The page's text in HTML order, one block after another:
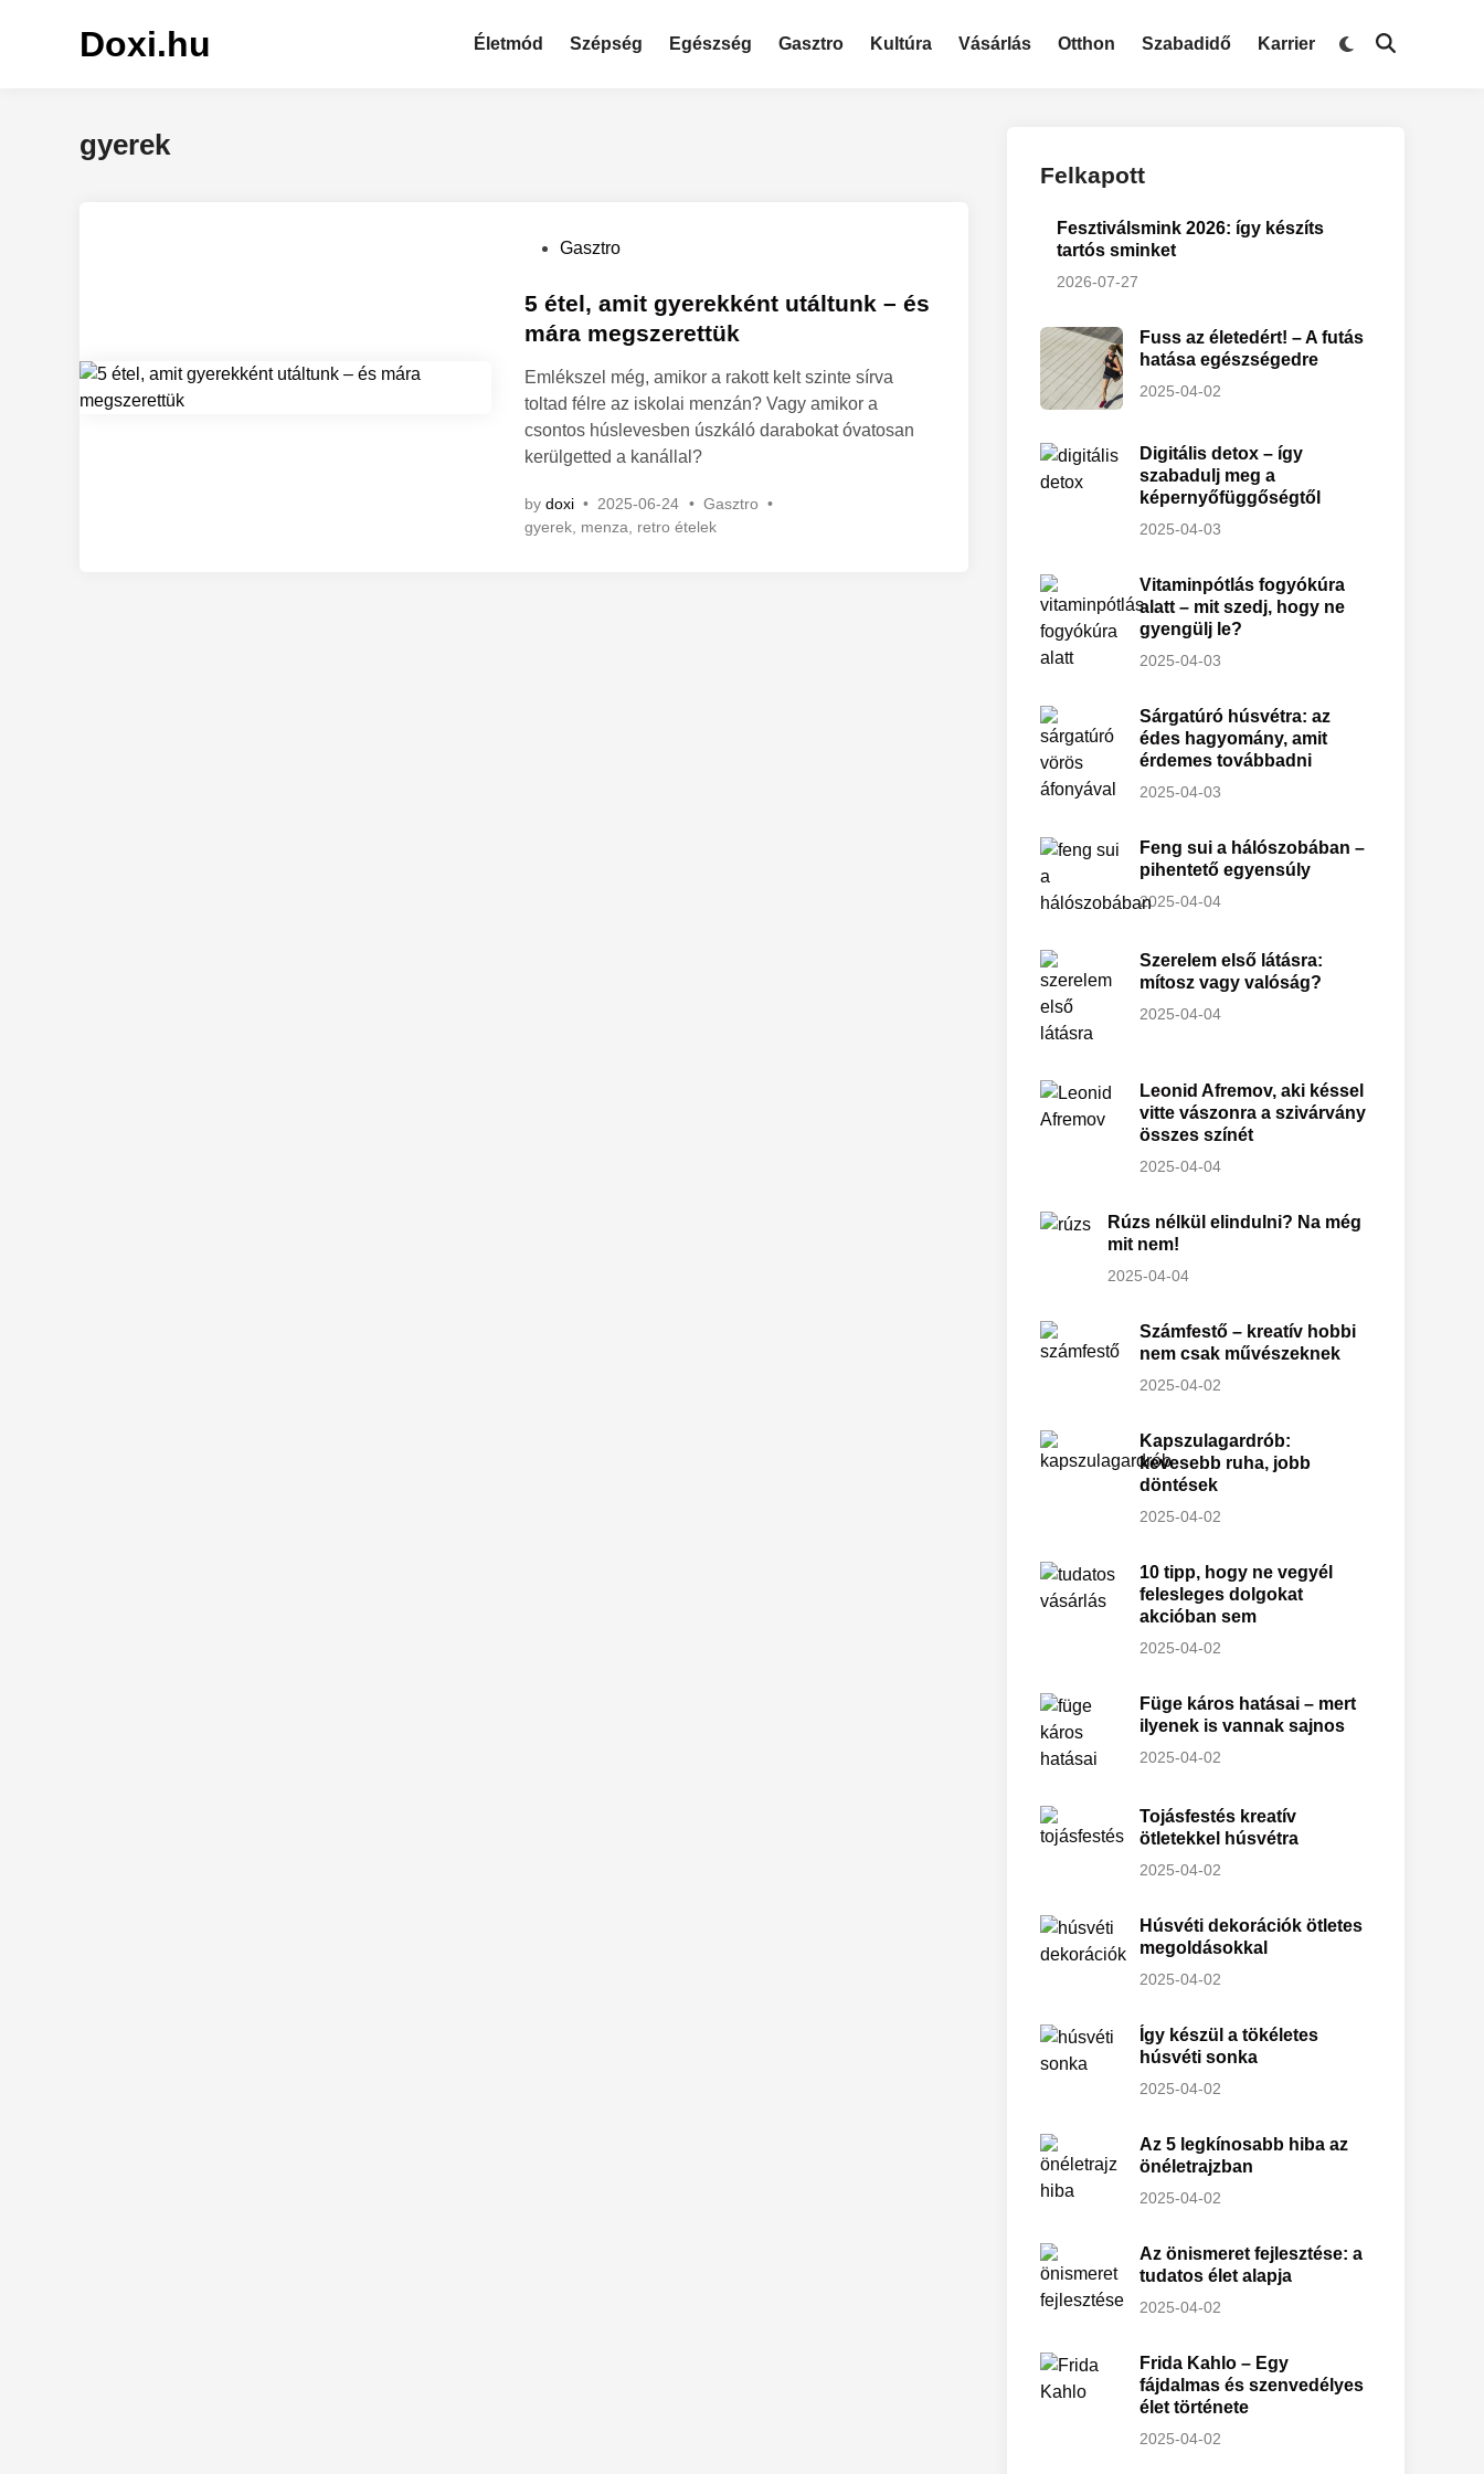
Doxi.hu Életmód Szépség Egészség Gasztro Kultúra Vásárlás Otthon Szabadidő Karrier
gyerek
s
t
d
i
n
Gasztro
5 étel, amit gyerekként utáltunk – és
mára megszerettük
Emlékszel még, amikor a rakott kelt szinte sírva
toltad félre az iskolai menzán? Vagy amikor a
csontos húslevesben úszkáló darabokat óvatosan
kerülgetted a kanállal?
by doxi • 2025-06-24 • P
o
Gasztro •
gyerek, menza retro ételek
Felkapott
Fesztiválsmink 2026: így készíts
tartós sminket
2026-07-27
Fuss az életedért! – A futás
hatása egészségedre
2025-04-02
Digitális detox – így
szabadulj meg a
képernyőfüggőségtől
2025-04-03
Vitaminpótlás fogyókúra
alatt – mit szedj, hogy ne
gyengülj le?
2025-04-03
Sárgatúró húsvétra: az
édes hagyomány, amit
érdemes továbbadni
2025-04-03
Feng sui a hálószobában –
pihentető egyensúly
2025-04-04
Szerelem első látásra:
mítosz vagy valóság?
2025-04-04
Leonid Afremov, aki késsel
vitte vászonra a szivárvány
összes színét
2025-04-04
Rúzs nélkül elindulni? Na még
mit nem!
2025-04-04
Számfestő – kreatív hobbi
nem csak művészeknek
2025-04-02
Kapszulagardrób:
kevesebb ruha, jobb
döntések
2025-04-02
10 tipp, hogy ne vegyél
felesleges dolgokat
akcióban sem
2025-04-02
Füge káros hatásai – mert
ilyenek is vannak sajnos
2025-04-02
Tojásfestés kreatív
ötletekkel húsvétra
2025-04-02
Húsvéti dekorációk ötletes
megoldásokkal
2025-04-02
Így készül a tökéletes
húsvéti sonka
2025-04-02
Az 5 legkínosabb hiba az
önéletrajzban
2025-04-02
Az önismeret fejlesztése: a
tudatos élet alapja
2025-04-02
Frida Kahlo – Egy
fájdalmas és szenvedélyes
élet története
2025-04-02